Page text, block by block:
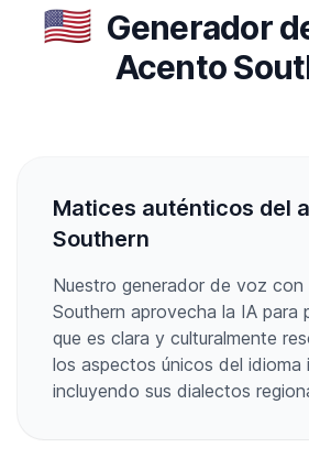
🇺🇸 Generador
Acento
Matices auténticos del
Southern
Nuestro generador de voz con
Southern aprovecha la IA para
que es clara y culturalmente
los aspectos únicos del idioma
incluyendo sus dialectos